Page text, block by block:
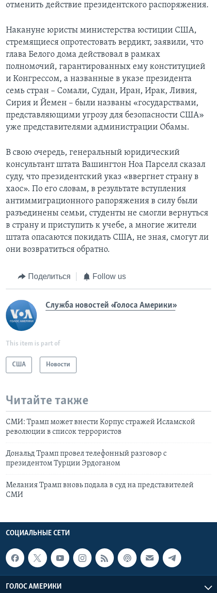
отменить действие президентского распоряжения.
Накануне юристы министерства юстиции США,
стремящиеся опротестовать вердикт, заявили, что
глава Белого дома действовал в рамках
полномочий, гарантированных ему конституцией
и Конгрессом, а названные в указе президента
семь стран – Сомали, Судан, Иран, Ирак, Ливия,
Сирия и Йемен – были названы «государствами,
представляющими угрозу для безопасности США»
уже представителями администрации Обамы.
В свою очередь, генеральный юридический
консультант штата Вашингтон Ноа Парселл сказал
суду, что президентский указ «ввергнет страну в
хаос». По его словам, в результате вступления
антиммиграционного рапоряжения в силу были
разъединены семьи, студенты не смогли вернуться
в страну и приступить к учебе, а многие жители
штата опасаются покидать США, не зная, смогут ли
они возвратиться обратно.
Поделиться Follow us
Служба новостей «Голоса Америки»
This item is part of
США Новости
Читайте также
СМИ: Трамп может внести Корпус стражей Исламской
революции в список террористов
Дональд Трамп провел телефонный разговор с
президентом Турции Эрдоганом
Мелания Tрамп вновь подала в суд на представителей
СМИ
СОЦИАЛЬНЫЕ СЕТИ
ГОЛОС АМЕРИКИ